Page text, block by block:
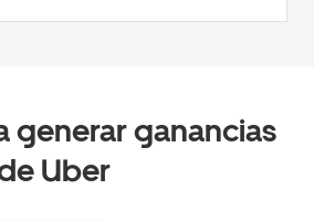
generar ganancias
Uber